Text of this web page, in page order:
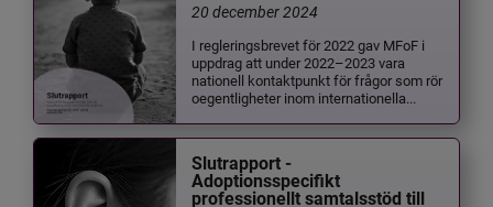
20 december 2024
I regleringsbrevet för 2022 gav MFoF i
uppdrag att under 2022–2023 vara
nationell kontaktpunkt för frågor som rör
oegentligheter inom internationella...
Slutrapport -
Adoptionsspecifikt
professionellt samtalsstöd till